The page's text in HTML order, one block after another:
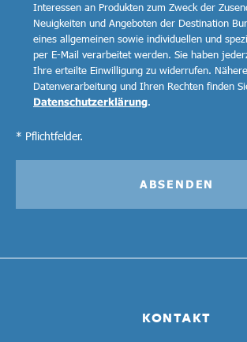
KONTAKT
Interessen an Produkten zum Zweck der
Neuigkeiten und Angeboten der Destination
eines allgemeinen sowie individuellen und
per E-Mail verarbeitet werden. Sie haben
Ihre erteilte Einwilligung zu widerrufen.
Datenverarbeitung und Ihren Rechten finden
Datenschutzerklärung.
* Pflichtfelder.
ABSENDEN